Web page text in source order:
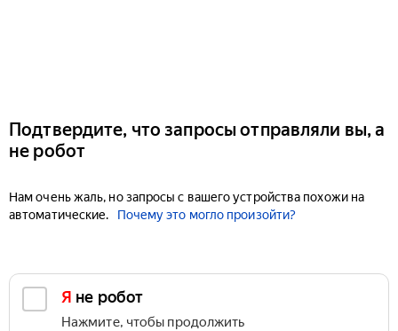
Подтвердите, что запросы отправляли вы, а
не робот
Нам очень жаль, но запросы с вашего устройства похожи на
автоматические.
Почему это могло произойти?
Я не робот
Нажмите, чтобы продолжить